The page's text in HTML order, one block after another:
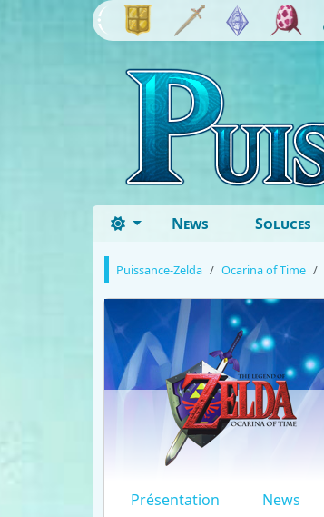
News Soluces
Puissance-Zelda Ocarina of Time
Présentation News